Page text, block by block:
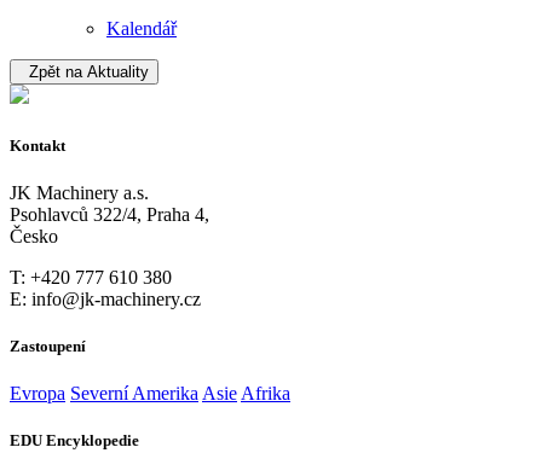
Kalendář
Zpět na Aktuality
Kontakt
JK Machinery a.s.
Psohlavců 322/4, Praha 4,
Česko
T: +420 777 610 380
E: info@jk-machinery.cz
Zastoupení
Evropa Severní Amerika Asie Afrika
EDU Encyklopedie